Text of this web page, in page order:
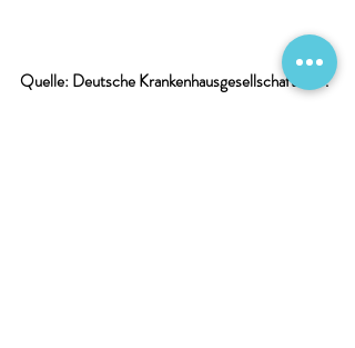
Quelle: Deutsche Krankenhausgesellschaft e. V.